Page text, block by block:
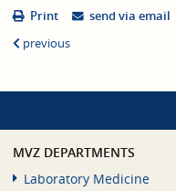
Print send via email
previous
MVZ DEPARTMENTS
Laboratory Medicine